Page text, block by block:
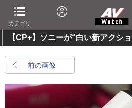
カテゴリ
【CP+】ソニーが“白い新アクシ
前の画像